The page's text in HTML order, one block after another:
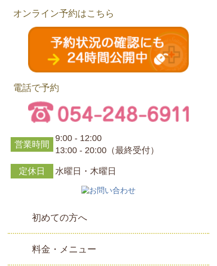
オンライン予約はこちら
電話で予約
営業時間
9:00 - 12:00
13:00 - 20:00（最終受付）
定休日 水曜日・木曜日
初めての方へ
料金・メニュー